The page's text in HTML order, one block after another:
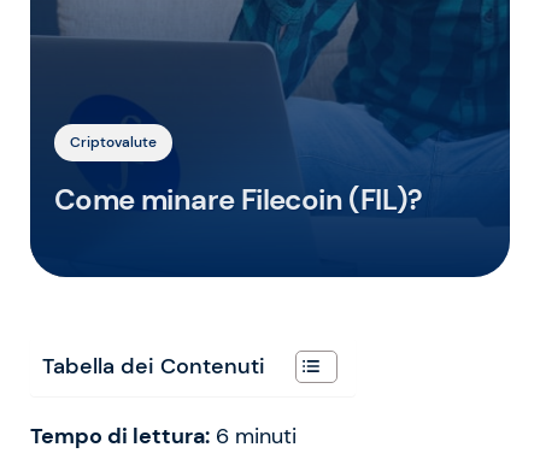
Criptovalute
Come minare Filecoin (FIL)?
Tabella dei Contenuti
Tempo di lettura: 6 minuti